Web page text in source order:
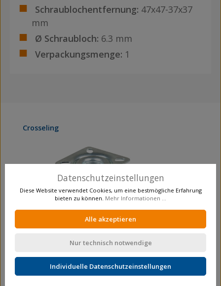
Schraublochentfernung: 47x47-37x37
mm
Ø Schraubloch: 6.3 mm
Verpackungsmenge: 1
Produktgalerie überspringen
Crosseling
Lenkrollen mit Feststeller
A320.A73.050
Datenschutzeinstellungen
Diese Website verwendet Cookies, um eine bestmögliche Erfahrung
bieten zu können. Mehr Informationen ...
Alle akzeptieren
Nur technisch notwendige
Individuelle Datenschutzeinstellungen